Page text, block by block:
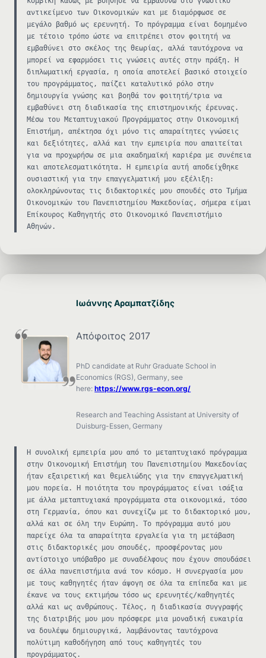
αντικείμενο των Οικονομικών και με διαμόρφωσε σε
μεγάλο βαθμό ως ερευνητή. Το πρόγραμμα είναι δομημένο
με τέτοιο τρόπο ώστε να επιτρέπει στον φοιτητή να
εμβαθύνει στο σκέλος της θεωρίας, αλλά ταυτόχρονα να
μπορεί να εφαρμόσει τις γνώσεις αυτές στην πράξη. Η
διπλωματική εργασία, η οποία αποτελεί βασικό στοιχείο
του προγράμματος, παίζει καταλυτικό ρόλο στην
δημιουργία γνώσης και βοηθά τον φοιτητή/τρια να
εμβαθύνει στη διαδικασία της επιστημονικής έρευνας.
Μέσω του Μεταπτυχιακού Προγράμματος στην Οικονομική
Επιστήμη, απέκτησα όχι μόνο τις απαραίτητες γνώσεις
και δεξιότητες, αλλά και την εμπειρία που απαιτείται
για να προχωρήσω σε μια ακαδημαϊκή καριέρα με συνέπεια
και αποτελεσματικότητα. Η εμπειρία αυτή αποδείχθηκε
ουσιαστική για την επαγγελματική μου εξέλιξη:
ολοκληρώνοντας τις διδακτορικές μου σπουδές στο Τμήμα
Οικονομικών του Πανεπιστημίου Μακεδονίας, σήμερα είμαι
Επίκουρος Καθηγητής στο Οικονομικό Πανεπιστήμιο
Αθηνών.
Ιωάννης Αραμπατζίδης
Απόφοιτος 2017
PhD candidate at Ruhr Graduate School in
Economics (RGS), Germany, see
here:https://www.rgs-econ.org/
Research and Teaching Assistant at University of
Duisburg-Essen, Germany
Η συνολική εμπειρία μου από το μεταπτυχιακό πρόγραμμα
στην Οικονομική Επιστήμη του Πανεπιστημίου Μακεδονίας
ήταν εξαιρετική και θεμελιώδης για την επαγγελματική
μου πορεία. Η ποιότητα του προγράμματος είναι ισάξια
με άλλα μεταπτυχιακά προγράμματα στα οικονομικά, τόσο
στη Γερμανία, όπου και συνεχίζω με το διδακτορικό μου,
αλλά και σε όλη την Ευρώπη. Το πρόγραμμα αυτό μου
παρείχε όλα τα απαραίτητα εργαλεία για τη μετάβαση
στις διδακτορικές μου σπουδές, προσφέροντας μου
αντίστοιχο υπόβαθρο με συναδέλφους που έχουν σπουδάσει
σε άλλα πανεπιστήμια ανά τον κόσμο. Η συνεργασία μου
με τους καθηγητές ήταν άψογη σε όλα τα επίπεδα και με
έκανε να τους εκτιμήσω τόσο ως ερευνητές/καθηγητές
αλλά και ως ανθρώπους. Τέλος, η διαδικασία συγγραφής
της διατριβής μου μου πρόσφερε μια μοναδική ευκαιρία
να δουλέψω δημιουργικά, λαμβάνοντας ταυτόχρονα
πολύτιμη καθοδήγηση από τους καθηγητές του
προγράμματος.